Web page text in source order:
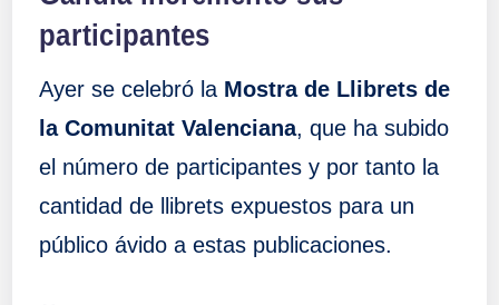
participantes
Ayer se celebró la Mostra de Llibrets de
la Comunitat Valenciana, que ha subido
el número de participantes y por tanto la
cantidad de llibrets expuestos para un
público ávido a estas publicaciones.